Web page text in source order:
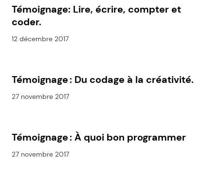
Témoignage: Lire, écrire, compter et
coder.
12 décembre 2017
Témoignage : Du codage à la créativité.
27 novembre 2017
Témoignage : À quoi bon programmer
27 novembre 2017